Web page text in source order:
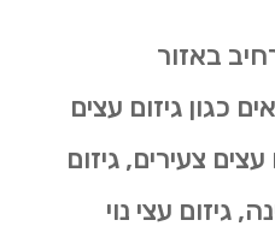
באזור
כגון גיזום עצים
צעירים, גיזום
גיזום עצי נוי